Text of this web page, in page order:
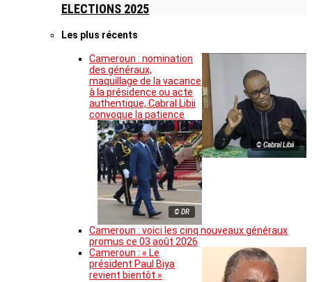
ELECTIONS 2025
Les plus récents
© Cabral Libii
Cameroun : nomination
des généraux,
maquillage de la vacance
à la présidence ou acte
authentique, Cabral Libii
convoque la patience
© DR
Cameroun : voici les cinq nouveaux généraux
promus ce 03 août 2026
Cameroun : « Le
président Paul Biya
revient bientôt »